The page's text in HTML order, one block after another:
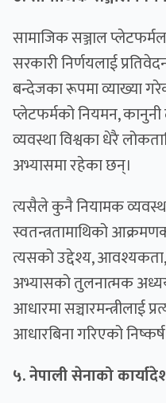
सामाजिक सञ्जाल
सरकारी निर्णयलाई
बन्देजका रूपमा व्याख्या
प्लेटफर्मको नियमन, कानुनी
व्यवस्था विश्वका धेरै
अभ्यासमा रहेका छन्।
त्यसैले कुनै नियामक
स्वतन्त्रतामाथिको
त्यसको उद्देश्य, आवश्यकता,
अभ्यासको तुलनात्मक
आधारमा सञ्चारमन्त्रीलाई
आधारबिना गरिएको
५. नेपाली सेनाको